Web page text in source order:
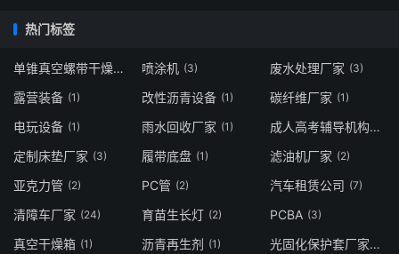
热门标签
单锥真空螺带干燥机厂家 (2)
喷涂机 (3) 废水处理厂家 (3)
露营装备 (1) 改性沥青设备 (1) 碳纤维厂家 (1)
电玩设备 (1) 雨水回收厂家 (1) 成人高考辅导机构
(1)
定制床垫厂家 (3) 履带底盘 (1) 滤油机厂家 (2)
亚克力管 (2) PC管 (2) 汽车租赁公司 (7)
清障车厂家 (24) 育苗生长灯 (2) PCBA (3)
真空干燥箱 (1) 沥青再生剂 (1) 光固化保护套厂家(3)